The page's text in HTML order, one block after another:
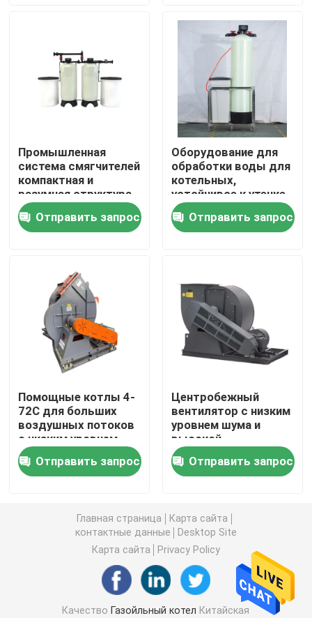
Путешествие фабрики
Свяжитесь мы
Новости
Газойльный котел
Промышленный водогрейный котел
Руководство по эксплуатации угольного котла
Боилер пара биомассы цепной решетки
электрический боилер пара
Конкретный автоклав
вертикальный боилер пара
Промышленная
система смягчителей
компактная и
разумная структура
для легкого
обслуживания
Отправить запрос
Оборудование для
обработки воды для
котельных,
устойчивое к утечке
и коррозии
Отправить запрос
Помощные котлы 4-
72C для больших
воздушных потоков
с низким уровнем
шума
Отправить запрос
Центробежный
вентилятор с низким
уровнем шума и
высокой
энергоэффективностью
для удаления пыли и
вентиляции
Отправить запрос
Главная страница
Карта сайта
контактные данные
Desktop Site
Карта сайта
Privacy Policy
Качество Газойльный котел Китайская